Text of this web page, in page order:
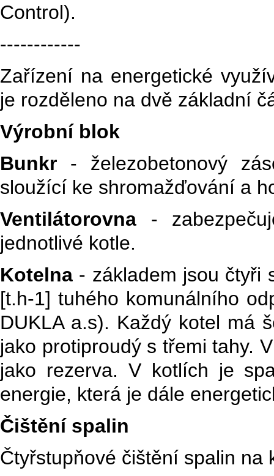
Control).
------------
Zařízení na energetické
je rozděleno na dvě základní
Výrobní blok
Bunkr - železobetonový
sloužící ke shromažďování a
Ventilátorovna -
jednotlivé kotle.
Kotelna - základem jsou čtyři
[t.h-1] tuhého komunálního
DUKLA a.s). Každý kotel má
jako protiproudý s třemi tahy.
jako rezerva. V kotlích je
energie, která je dále
Čištění spalin
Čtyřstupňové čištění spalin na